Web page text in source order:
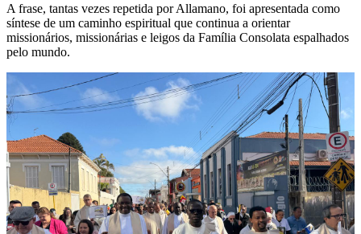
A frase, tantas vezes repetida por Allamano, foi apresentada como
síntese de um caminho espiritual que continua a orientar
missionários, missionárias e leigos da Família Consolata espalhados
pelo mundo.